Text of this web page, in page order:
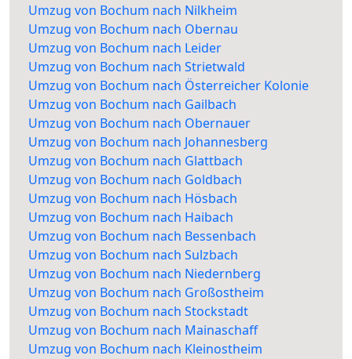
Umzug von Bochum nach Nilkheim
Umzug von Bochum nach Obernau
Umzug von Bochum nach Leider
Umzug von Bochum nach Strietwald
Umzug von Bochum nach Österreicher Kolonie
Umzug von Bochum nach Gailbach
Umzug von Bochum nach Obernauer
Umzug von Bochum nach Johannesberg
Umzug von Bochum nach Glattbach
Umzug von Bochum nach Goldbach
Umzug von Bochum nach Hösbach
Umzug von Bochum nach Haibach
Umzug von Bochum nach Bessenbach
Umzug von Bochum nach Sulzbach
Umzug von Bochum nach Niedernberg
Umzug von Bochum nach Großostheim
Umzug von Bochum nach Stockstadt
Umzug von Bochum nach Mainaschaff
Umzug von Bochum nach Kleinostheim